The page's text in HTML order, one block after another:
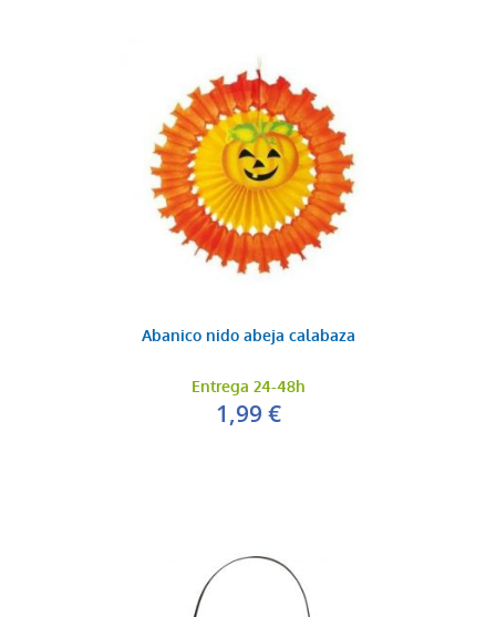
Abanico nido abeja calabaza
Entrega 24-48h
1,99 €